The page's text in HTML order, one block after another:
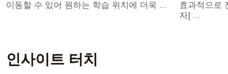
이동할 수 있어 원하는 학습 위치에 더욱 ...
효과적으로
자] ...
인사이트 터치